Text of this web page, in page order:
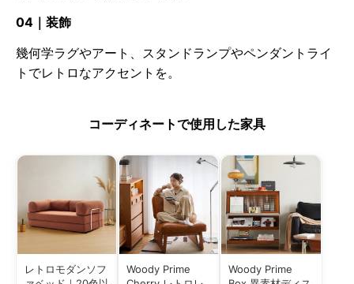
04｜装飾
幾何学ラグやアート、スタンドランプやペンダントライ
トでレトロなアクセントを。
コーディネートで使用した家具
レトロモダンソフ
Woody Prime
Woody Prime